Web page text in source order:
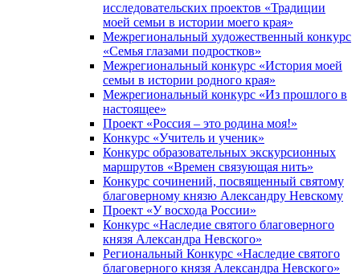
исследовательских проектов «Традиции
моей семьи в истории моего края»
Межрегиональный художественный конкурс
«Семья глазами подростков»
Межрегиональный конкурс «История моей
семьи в истории родного края»
Межрегиональный конкурс «Из прошлого в
настоящее»
Проект «Россия – это родина моя!»
Конкурс «Учитель и ученик»
Конкурс образовательных экскурсионных
маршрутов «Времен связующая нить»
Конкурс сочинений, посвященный святому
благоверному князю Александру Невскому
Проект «У восхода России»
Конкурс «Наследие святого благоверного
князя Александра Невского»
Региональный Конкурс «Наследие святого
благоверного князя Александра Невского»